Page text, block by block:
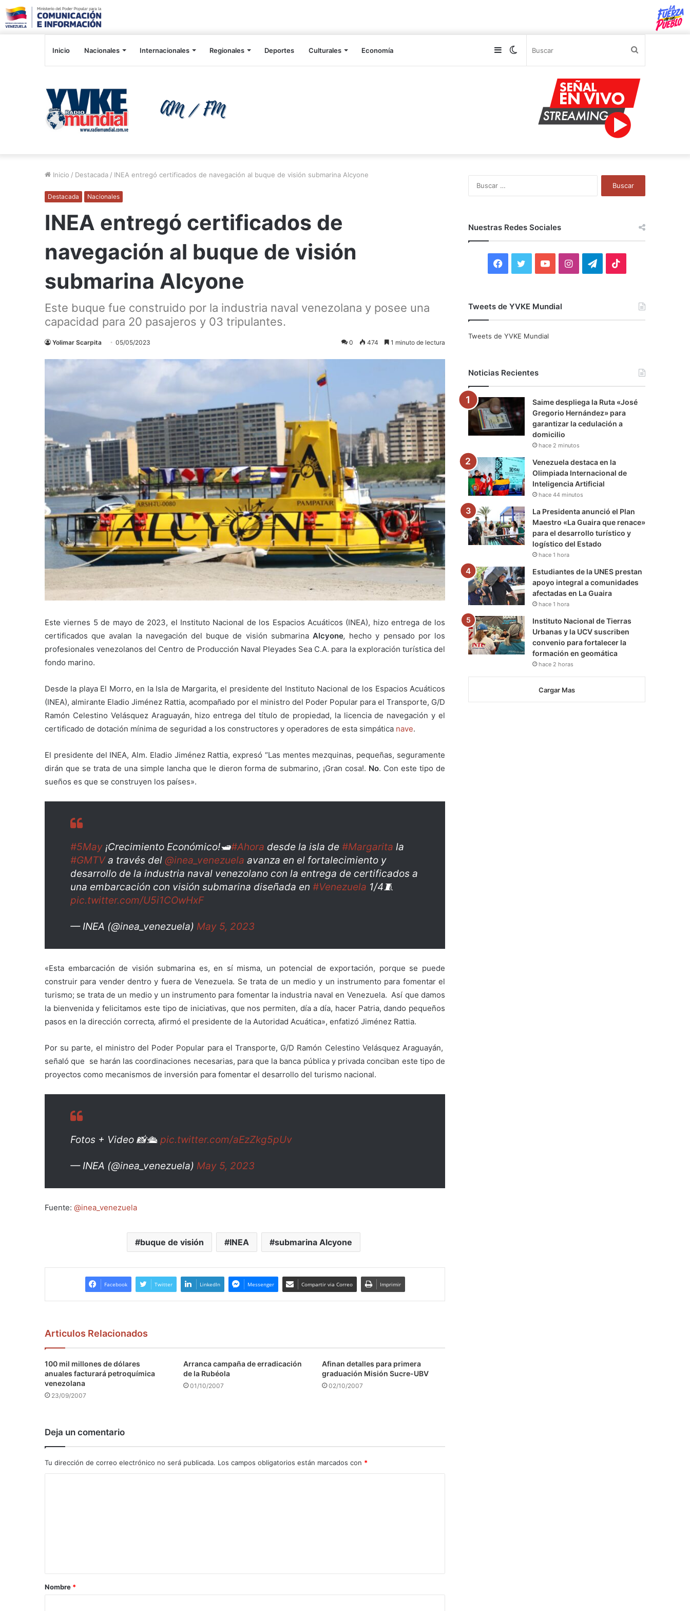
Inicio Nacionales Internacionales Regionales Deportes Culturales Economía Switch
Sidebar
Inicio / Destacada / INEA entregó certificados de navegación al buque de visión submarina Alcyone
Destacada Nacionales
INEA entregó certificados de
navegación al buque de visión
submarina Alcyone
Este buque fue construido por la industria naval venezolana y posee una
capacidad para 20 pasajeros y 03 tripulantes.
Yolimar Scarpita 05/05/2023 0 474 1 minuto de lectura
Este viernes 5 de mayo de 2023, el Instituto Nacional de los Espacios Acuáticos (INEA), hizo entrega de los
certificados que avalan la navegación del buque de visión submarina Alcyone, hecho y pensado por los
profesionales venezolanos del Centro de Producción Naval Pleyades Sea C.A. para la exploración turística del
fondo marino.
Desde la playa El Morro, en la Isla de Margarita, el presidente del Instituto Nacional de los Espacios Acuáticos
(INEA), almirante Eladio Jiménez Rattia, acompañado por el ministro del Poder Popular para el Transporte, G/D
Ramón Celestino Velásquez Araguayán, hizo entrega del título de propiedad, la licencia de navegación y el
certificado de dotación mínima de seguridad a los constructores y operadores de esta simpática nave.
El presidente del INEA, Alm. Eladio Jiménez Rattia, expresó “Las mentes mezquinas, pequeñas, seguramente
dirán que se trata de una simple lancha que le dieron forma de submarino, ¡Gran cosa!. No. Con este tipo de
sueños es que se construyen los países».
#5May ¡Crecimiento Económico!🛥️#Ahora desde la isla de #Margarita la
#GMTVa través del @inea_venezuela avanza en el fortalecimiento y
desarrollo de la industria naval venezolano con la entrega de certificados a
una embarcación con visión submarina diseñada en #Venezuela 1/4🧵
pic.twitter.com/U5i1COwHxF
— INEA (@inea_venezuela) May 5, 2023
«Esta embarcación de visión submarina es, en sí misma, un potencial de exportación, porque se puede
construir para vender dentro y fuera de Venezuela. Se trata de un medio y un instrumento para fomentar el
turismo; se trata de un medio y un instrumento para fomentar la industria naval en Venezuela. Así que damos
la bienvenida y felicitamos este tipo de iniciativas, que nos permiten, día a día, hacer Patria, dando pequeños
pasos en la dirección correcta, afirmó el presidente de la Autoridad Acuática», enfatizó Jiménez Rattia.
Por su parte, el ministro del Poder Popular para el Transporte, G/D Ramón Celestino Velásquez Araguayán,
señaló que se harán las coordinaciones necesarias, para que la banca pública y privada conciban este tipo de
proyectos como mecanismos de inversión para fomentar el desarrollo del turismo nacional.
Fotos + Video 📸🛳️ pic.twitter.com/aEzZkg5pUv
— INEA (@inea_venezuela) May 5, 2023
Fuente: @inea_venezuela
buque de visión INEA submarina Alcyone
Facebook Twitter LinkedIn Messenger Compartir via Correo Imprimir
Articulos Relacionados
100 mil millones de dólares
anuales facturará petroquímica
venezolana
23/09/2007
Arranca campaña de erradicación
de la Rubéola
01/10/2007
Afinan detalles para primera
graduación Misión Sucre-UBV
02/10/2007
Deja un comentario
Tu dirección de correo electrónico no será publicada. Los campos obligatorios están marcados con *
a
r
Nombre *
Nuestras Redes Sociales
F
c
o
k
i
r
Y
u
e
I
r
a
m
T
a
m
Tweets de YVKE Mundial
Tweets de YVKE Mundial
Noticias Recientes
Saime despliega la Ruta «José
Gregorio Hernández» para
garantizar la cedulación a
domicilio
hace 2 minutos
Venezuela destaca en la
Olimpiada Internacional de
Inteligencia Artificial
hace 44 minutos
La Presidenta anunció el Plan
Maestro «La Guaira que renace»
para el desarrollo turístico y
logístico del Estado
hace 1 hora
Estudiantes de la UNES prestan
apoyo integral a comunidades
afectadas en La Guaira
hace 1 hora
Instituto Nacional de Tierras
Urbanas y la UCV suscriben
convenio para fortalecer la
formación en geomática
hace 2 horas
Cargar Mas